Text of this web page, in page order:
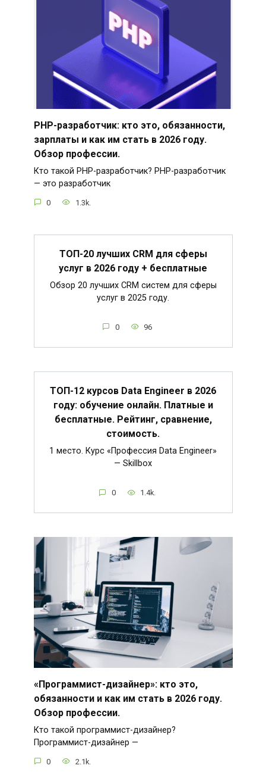
PHP-разработчик: кто это, обязанности,
зарплаты и как им стать в 2026 году.
Обзор профессии.
Кто такой PHP-разработчик? PHP-разработчик
— это разработчик
0 1.3k.
ТОП-20 лучших CRM для сферы
услуг в 2026 году + бесплатные
Обзор 20 лучших CRM систем для сферы
услуг в 2025 году.
0 96
ТОП-12 курсов Data Engineer в 2026
году: обучение онлайн. Платные и
бесплатные. Рейтинг, сравнение,
стоимость.
1 место. Курс «Профессия Data Engineer»
— Skillbox
0 1.4k.
«Программист-дизайнер»: кто это,
обязанности и как им стать в 2026 году.
Обзор профессии.
Кто такой программист-дизайнер?
Программист-дизайнер —
0 2.1k.